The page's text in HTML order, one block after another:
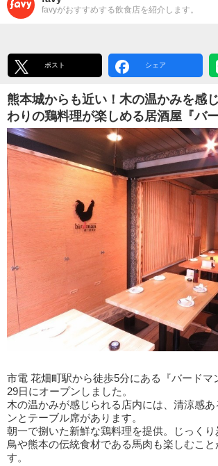
favyがおすすめする飲食店を紹介します。
ポスト シェア
熊本城からも近い！木の温かみを感
わりの鶏料理が楽しめる居酒屋『バ
市電 花畑町駅から徒歩5分にある『バードマ
29日にオープンしました。
木の温かみが感じられる店内には、清涼感
ンとテーブル席があります。
朝一で捌いた新鮮な鶏料理を提供。じっく
鳥や熊本の伝統食材である馬肉も楽しむこ
す。